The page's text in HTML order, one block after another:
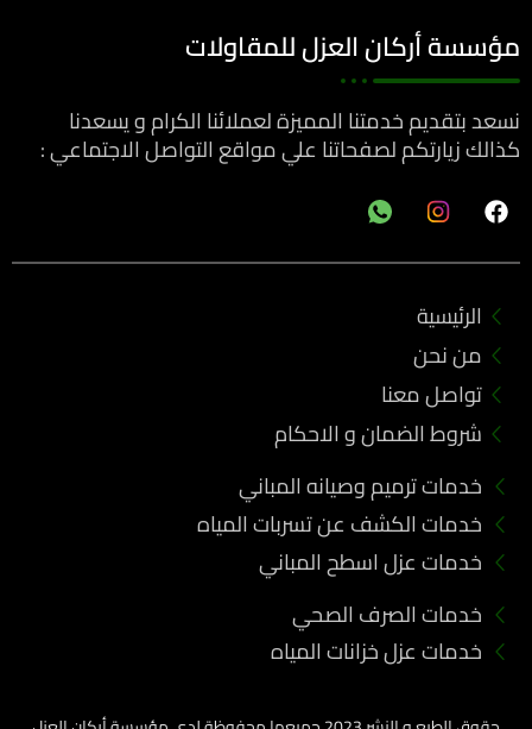
مؤسسة أركان العزل للمقاولات
نسعد بتقديم خدمتنا المميزة لعملائنا الكرام و يسعدنا
كذالك زيارتكم لصفحاتنا علي مواقع التواصل الاجتماعي :
F
a
e
o
k
الرئيسية
من نحن
تواصل معنا
شروط الضمان و الاحكام
خدمات ترميم وصيانه المباني
خدمات الكشف عن تسربات المياه
خدمات عزل اسطح المباني
خدمات الصرف الصحي
خدمات عزل خزانات المياه